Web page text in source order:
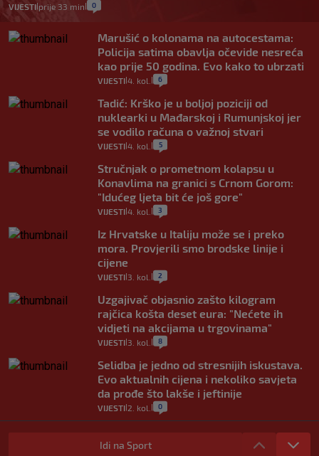
VIJESTI| prije 33 min 0
Marušić o kolonama na autocestama:
Policija satima obavlja očevide nesreća
kao prije 50 godina. Evo kako to ubrzati
VIJESTI 4. kol. 6
Tadić: Krško je u boljoj poziciji od
nuklearki u Mađarskoj i Rumunjskoj jer
se vodilo računa o važnoj stvari
VIJESTI 4. kol. 5
Stručnjak o prometnom kolapsu u
Konavlima na granici s Crnom Gorom:
"Idućeg ljeta bit će još gore"
VIJESTI 4. kol. 3
Iz Hrvatske u Italiju može se i preko
mora. Provjerili smo brodske linije i
cijene
VIJESTI 3. kol. 2
Uzgajivač objasnio zašto kilogram
rajčica košta deset eura: "Nećete ih
vidjeti na akcijama u trgovinama"
VIJESTI 3. kol. 8
Selidba je jedno od stresnijih iskustava.
Evo aktualnih cijena i nekoliko savjeta
da prođe što lakše i jeftinije
VIJESTI 2. kol. 0
Izračunali smo koliko košta putovanje
automobilom na Hvar iz Zagreba, a
Idi na Sport